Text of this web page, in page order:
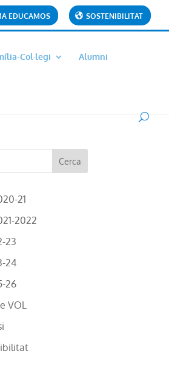
EDUCAMOS SOSTENIBILITAT
Col·legi Alumni
21
2022
23
24
26
VOL